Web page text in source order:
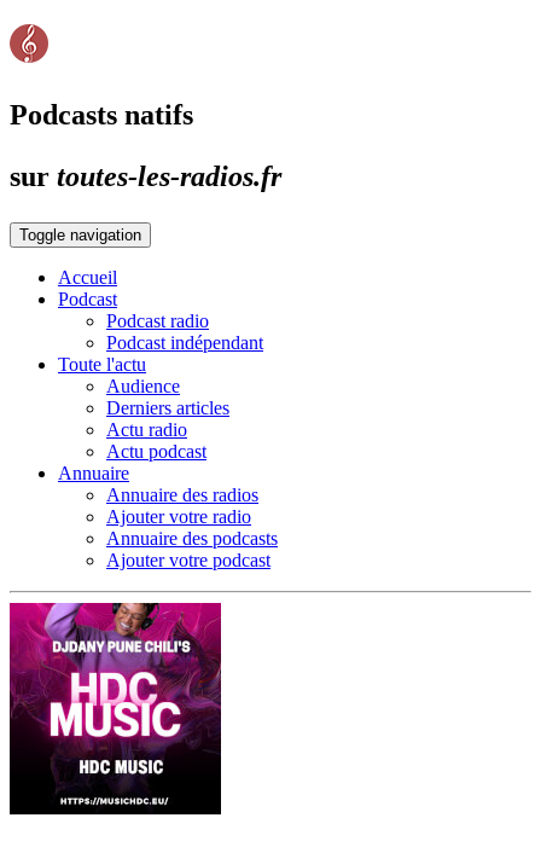
Podcasts natifs
sur toutes-les-radios.fr
Toggle navigation
Accueil
Podcast
Podcast radio
Podcast indépendant
Toute l'actu
Audience
Derniers articles
Actu radio
Actu podcast
Annuaire
Annuaire des radios
Ajouter votre radio
Annuaire des podcasts
Ajouter votre podcast